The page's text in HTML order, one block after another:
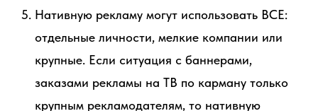
Нативную рекламу могут использовать ВСЕ:
отдельные личности, мелкие компании или
крупные. Если ситуация с баннерами,
заказами рекламы на ТВ по карману только
крупным рекламодателям, то нативную